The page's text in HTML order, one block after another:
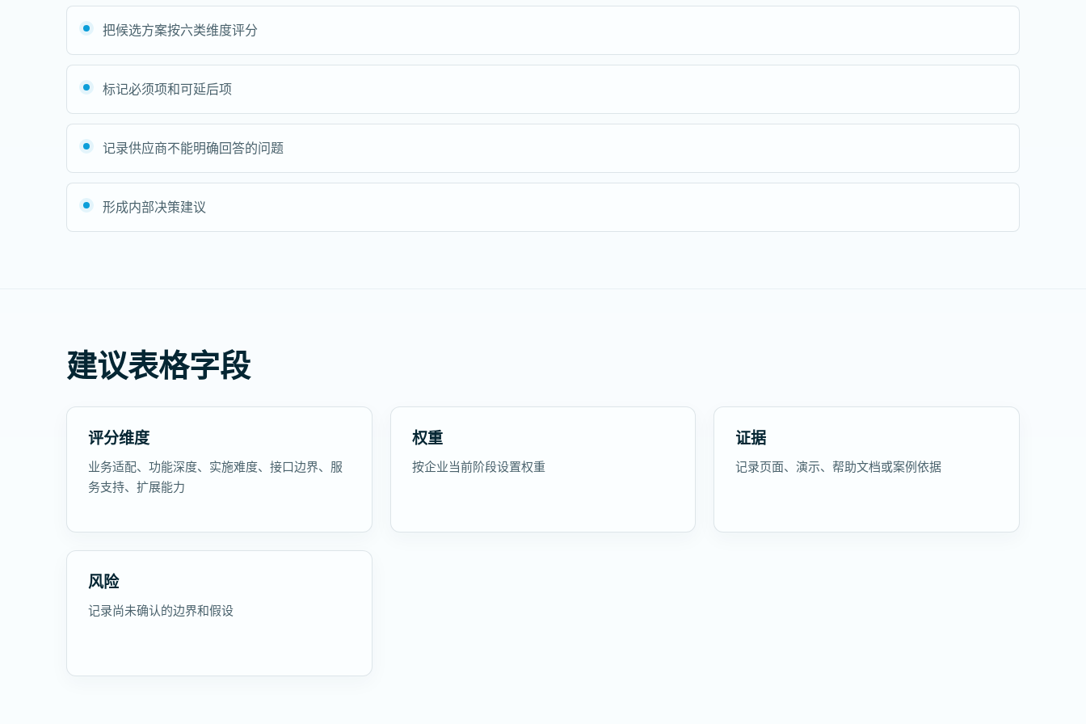
把候选方案按六类维度评分
标记必须项和可延后项
记录供应商不能明确回答的问题
形成内部决策建议
建议表格字段
评分维度
业务适配、功能深度、实施难度、接口边界、服
务支持、扩展能力
权重
按企业当前阶段设置权重
证据
记录页面、演示、帮助文档或案例依据
风险
记录尚未确认的边界和假设